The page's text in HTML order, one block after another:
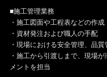
■施工管理業務
・施工図面や工程表などの作成
・資材発注および職人の手配
・現場における安全管理、品
・施工から引渡しまで、現場
メントを担当